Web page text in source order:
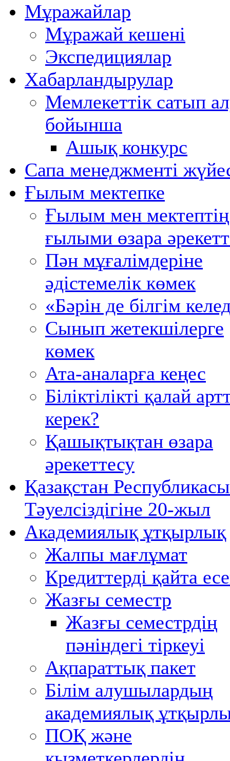
Мұражайлар
Мұражай кешені
Экспедициялар
Хабарландырулар
Мемлекеттік сатып
бойынша
Ашық конкурс
Сапа менеджменті
Ғылым мектепке
Ғылым мен мектептің
ғылыми өзара
Пән мұғалімдеріне
әдістемелік көмек
«Бәрін де білгім
Сынып жетекшілерге
көмек
Ата-аналарға кеңес
Біліктілікті қалай
керек?
Қашықтықтан өзара
әрекеттесу
Қазақстан
Тәуелсіздігіне 20-жыл
Академиялық ұтқырлық
Жалпы мағлұмат
Кредиттерді қайта
Жазғы семестр
Жазғы семестрдiң
пәнiндегi тiркеуi
Ақпараттық пакет
Білім алушылардың
академиялық
ПОҚ және